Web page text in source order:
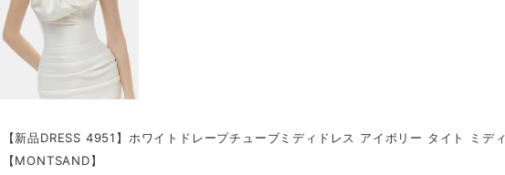
【新品DRESS 4951】ホワイトドレープチューブミディドレス アイボリー タイト ミデ
【MONTSAND】